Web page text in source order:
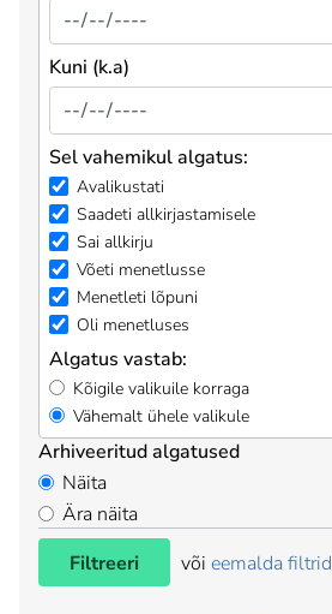
Kuni (k.a)
Sel vahemikul algatus:
Avalikustati
Saadeti allkirjastamisele
Sai allkirju
Võeti menetlusse
Menetleti lõpuni
Oli menetluses
Algatus vastab:
Kõigile valikuile korraga
Vähemalt ühele valikule
Arhiveeritud algatused
Näita
Ära näita
Filtreeri
või eemalda filtrid